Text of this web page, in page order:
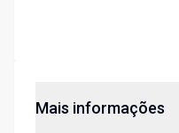
Mais informações